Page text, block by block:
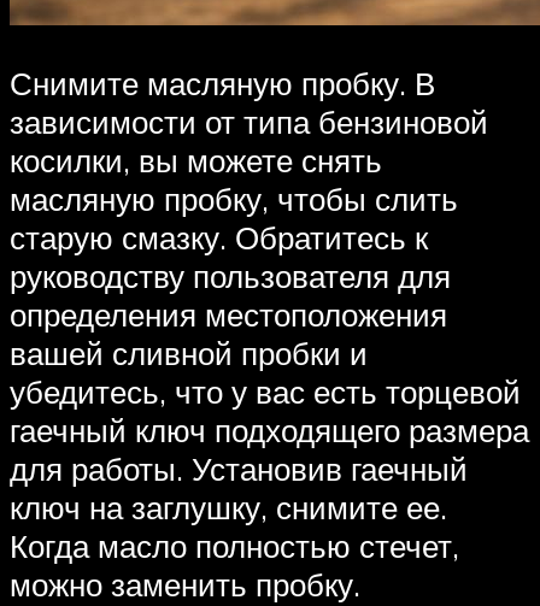
Снимите масляную пробку. В
зависимости от типа бензиновой
косилки, вы можете снять
масляную пробку, чтобы слить
старую смазку. Обратитесь к
руководству пользователя для
определения местоположения
вашей сливной пробки и
убедитесь, что у вас есть торцевой
гаечный ключ подходящего размера
для работы. Установив гаечный
ключ на заглушку, снимите ее.
Когда масло полностью стечет,
можно заменить пробку.